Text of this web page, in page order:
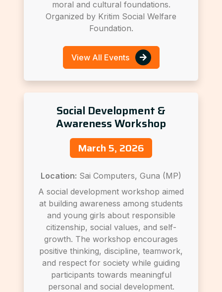
moral and cultural foundations.
Organized by Kritim Social Welfare
Foundation.
View All Events
Social Development &
Awareness Workshop
March 5, 2026
Location: Sai Computers, Guna (MP)
A social development workshop aimed
at building awareness among students
and young girls about responsible
citizenship, social values, and self-
growth. The workshop encourages
positive thinking, discipline, teamwork,
and respect for society while guiding
participants towards meaningful
personal and social development.